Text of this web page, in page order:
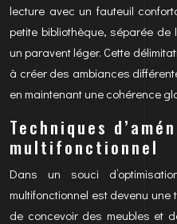
lecture avec un fauteuil
petite bibliothèque, séparée
un paravent léger. Cette
à créer des ambiances
en maintenant une cohérence
Techniques
multifonctionnel
Dans un souci
multifonctionnel est devenu
de concevoir des meubles et